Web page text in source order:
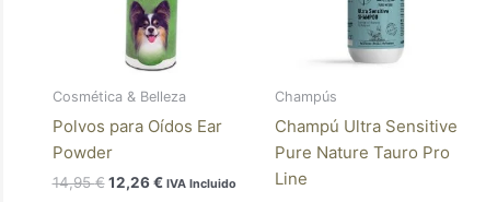
Cosmética & Belleza
Polvos para Oídos Ear
Powder
14,95€ 12,26€ IVA Incluido
Champús
Champú Ultra Sensitive
Pure Nature Tauro Pro
Line